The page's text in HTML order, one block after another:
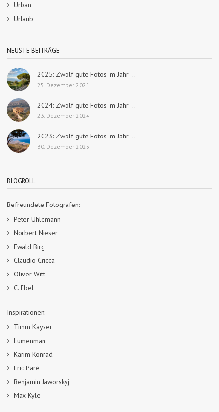
Urban
Urlaub
NEUSTE BEITRÄGE
2025: Zwölf gute Fotos im Jahr ...
25. Dezember 2025
2024: Zwölf gute Fotos im Jahr ...
23. Dezember 2024
2023: Zwölf gute Fotos im Jahr ...
30. Dezember 2023
BLOGROLL
Befreundete Fotografen:
Peter Uhlemann
Norbert Nieser
Ewald Birg
Claudio Cricca
Oliver Witt
C. Ebel
Inspirationen:
Timm Kayser
Lumenman
Karim Konrad
Eric Paré
Benjamin Jaworskyj
Max Kyle